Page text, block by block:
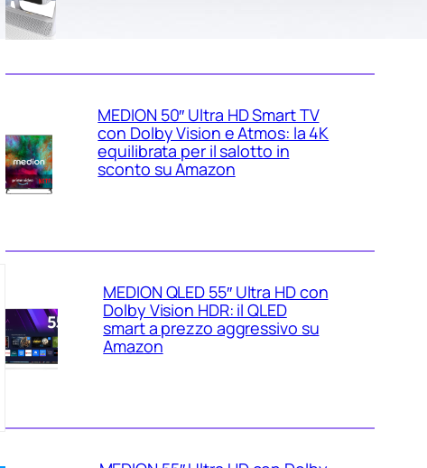
MEDION 50″ Ultra HD Smart TV
con Dolby Vision e Atmos: la 4K
equilibrata per il salotto in
sconto su Amazon
MEDION QLED 55″ Ultra HD con
Dolby Vision HDR: il QLED
smart a prezzo aggressivo su
Amazon